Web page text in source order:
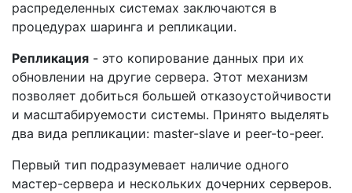
распределенных системах заключаются в
процедурах шаринга и репликации.
Репликация - это копирование данных при их
обновлении на другие сервера. Этот механизм
позволяет добиться большей отказоустойчивости
и масштабируемости системы. Принято выделять
два вида репликации: master-slave и peer-to-peer.
Первый тип подразумевает наличие одного
мастер-сервера и нескольких дочерних серверов.